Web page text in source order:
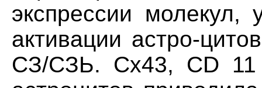
экспрессии молекул,
активации астро-
СЗ/СЗЬ. Сх43, CD 11